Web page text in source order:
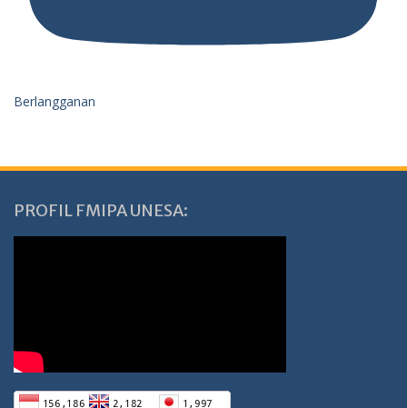
Berlangganan
PROFIL FMIPA UNESA: